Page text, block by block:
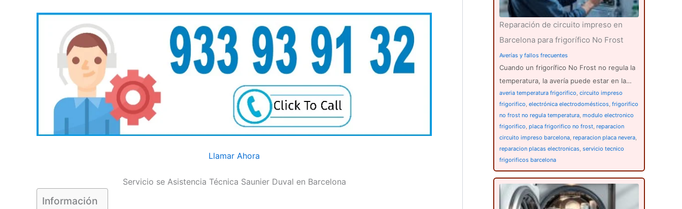
Llamar Ahora
Servicio se Asistencia Técnica Saunier Duval en Barcelona
Información
Reparación de circuito impreso en
Barcelona para frigorífico No Frost
Averías y fallos frecuentes
Cuando un frigorífico No Frost no regula la
temperatura, la avería puede estar en la…
averia temperatura frigorifico, circuito impreso
frigorifico, electrónica electrodomésticos, frigorifico
no frost no regula temperatura, modulo electronico
frigorifico, placa frigorifico no frost, reparacion
circuito impreso barcelona, reparacion placa nevera,
reparacion placas electronicas, servicio tecnico
frigorificos barcelona